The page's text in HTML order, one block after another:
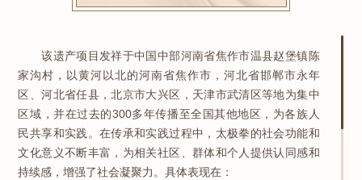
该遗产项目发祥于中国中部河南省焦作市温县赵堡镇陈
家沟村，以黄河以北的河南省焦作市，河北省邯郸市永年
区、河北省任县，北京市大兴区，天津市武清区等地为集中
区域，并在过去的300多年传播至全国其他地区，为各族人
民共享和实践。在传承和实践过程中，太极拳的社会功能和
文化意义不断丰富，为相关社区、群体和个人提供认同感和
持续感，增强了社会凝聚力。具体表现在：